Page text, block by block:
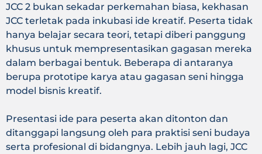
JCC 2 bukan sekadar perkemahan biasa, kekhasan
JCC terletak pada inkubasi ide kreatif. Peserta tidak
hanya belajar secara teori, tetapi diberi panggung
khusus untuk mempresentasikan gagasan mereka
dalam berbagai bentuk. Beberapa di antaranya
berupa prototipe karya atau gagasan seni hingga
model bisnis kreatif.
Presentasi ide para peserta akan ditonton dan
ditanggapi langsung oleh para praktisi seni budaya
serta profesional di bidangnya. Lebih jauh lagi, JCC